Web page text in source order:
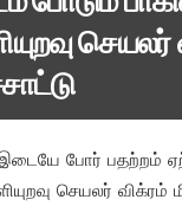
செயலர்
போர் பதற்றம்
செயலர் விக்ரம்